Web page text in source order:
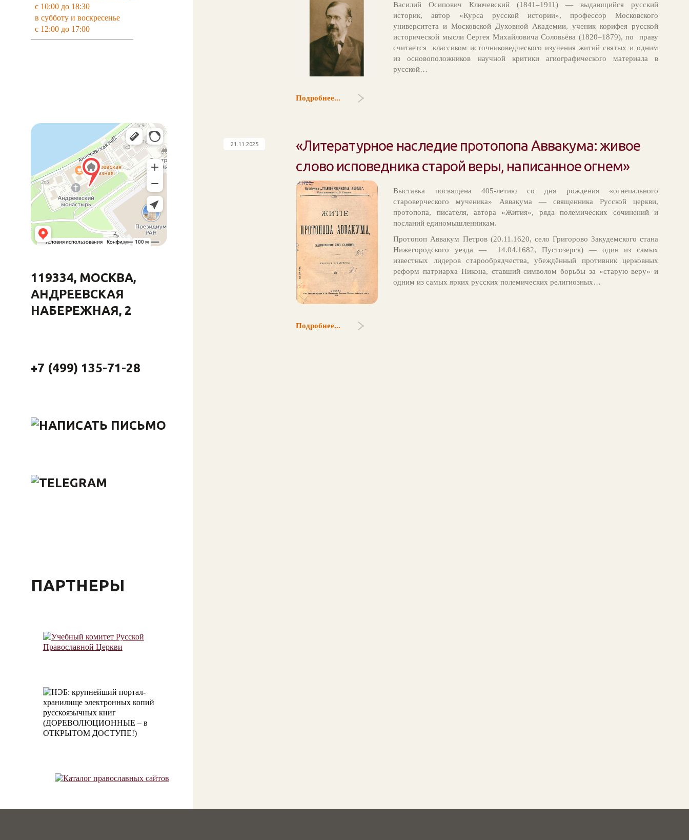
с 10:00 до 18:30
в субботу и воскресенье
с 12:00 до 17:00
119334, МОСКВА,
АНДРЕЕВСКАЯ
НАБЕРЕЖНАЯ, 2
+7 (499) 135-71-28
ПАРТНЕРЫ
Василий Осипович Ключевский (1841–1911) — выдающийся русский
историк, автор «Курса русской истории», профессор Московского
университета и Московской Духовной Академии, ученик корифея русской
исторической мысли Сергея Михайловича Соловьёва (1820–1879), по праву
считается классиком источниковедческого изучения житий святых и одним
из основоположников научной критики агиографического материала в
русской…
Подробнее...
21.11.2025
«Литературное наследие протопопа Аввакума: живое
слово исповедника старой веры, написанное огнем»
Выставка посвящена 405-летию со дня рождения «огнепального
староверческого мученика» Аввакума — священника Русской церкви,
протопопа, писателя, автора «Жития», ряда полемических сочинений и
посланий единомышленникам.
Протопоп Аввакум Петров (20.11.1620, село Григорово Закудемского стана
Нижегородского уезда — 14.04.1682, Пустозерск) — один из самых
известных лидеров старообрядчества, убеждённый противник церковных
реформ патриарха Никона, ставший символом борьбы за «старую веру» и
одним из самых ярких русских полемических религиозных…
Подробнее...